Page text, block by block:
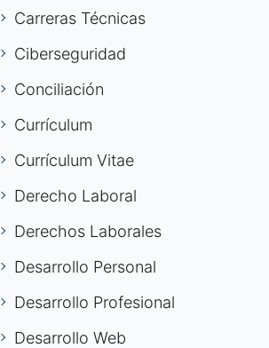
Carreras Técnicas
Ciberseguridad
Conciliación
Currículum
Currículum Vitae
Derecho Laboral
Derechos Laborales
Desarrollo Personal
Desarrollo Profesional
Desarrollo Web